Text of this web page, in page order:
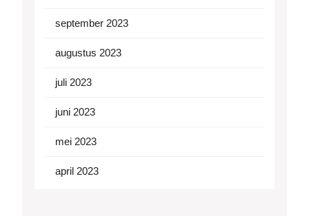
september 2023
augustus 2023
juli 2023
juni 2023
mei 2023
april 2023